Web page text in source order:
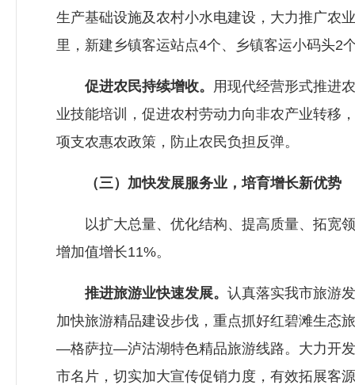
生产基础设施及农村小水电建设，大力推广农
里，新建乡镇客运站点4个、乡镇客运小码头2
促进农民持续增收。 用现代经营形式推进
业技能培训，促进农村劳动力向非农产业转移
项支农惠农政策，防止农民负担反弹。
（三）加快发展服务业，培育增长新优势
以扩大总量、优化结构、提高质量、拓宽领
增加值增长11%。
推进旅游业快速发展。 认真落实我市旅游
加快旅游精品建设步伐，重点抓好红碧滩生态
—格萨拉—泸沽湖特色精品旅游线路。大力开发
市名片，切实加大宣传促销力度，有效拓展客